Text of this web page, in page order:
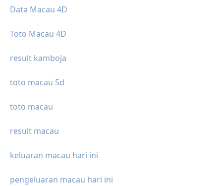
Data Macau 4D
Toto Macau 4D
result kamboja
toto macau 5d
toto macau
result macau
keluaran macau hari ini
pengeluaran macau hari ini